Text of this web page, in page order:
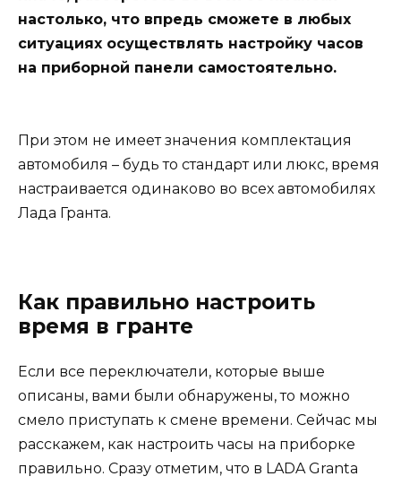
настолько, что впредь сможете в любых
ситуациях осуществлять настройку часов
на приборной панели самостоятельно.
При этом не имеет значения комплектация
автомобиля – будь то стандарт или люкс, время
настраивается одинаково во всех автомобилях
Лада Гранта.
Как правильно настроить
время в гранте
Если все переключатели, которые выше
описаны, вами были обнаружены, то можно
смело приступать к смене времени. Сейчас мы
расскажем, как настроить часы на приборке
правильно. Сразу отметим, что в LADA Granta